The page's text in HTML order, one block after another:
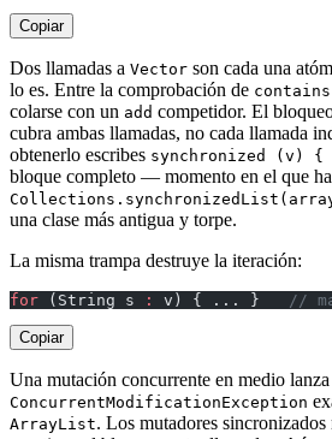
Copiar
Dos llamadas a Vector son cada una
lo es. Entre la comprobación de contains
colarse con un add competidor. El
cubra ambas llamadas, no cada llamada
obtenerlo escribes synchronized (v)
bloque completo — momento en el que
una clase más antigua y torpe.
La misma trampa destruye la iteración:
for (String s : v) { ... } //
Copiar
Una mutación concurrente en medio lanza
ConcurrentModificationException
ArrayList. Los mutadores